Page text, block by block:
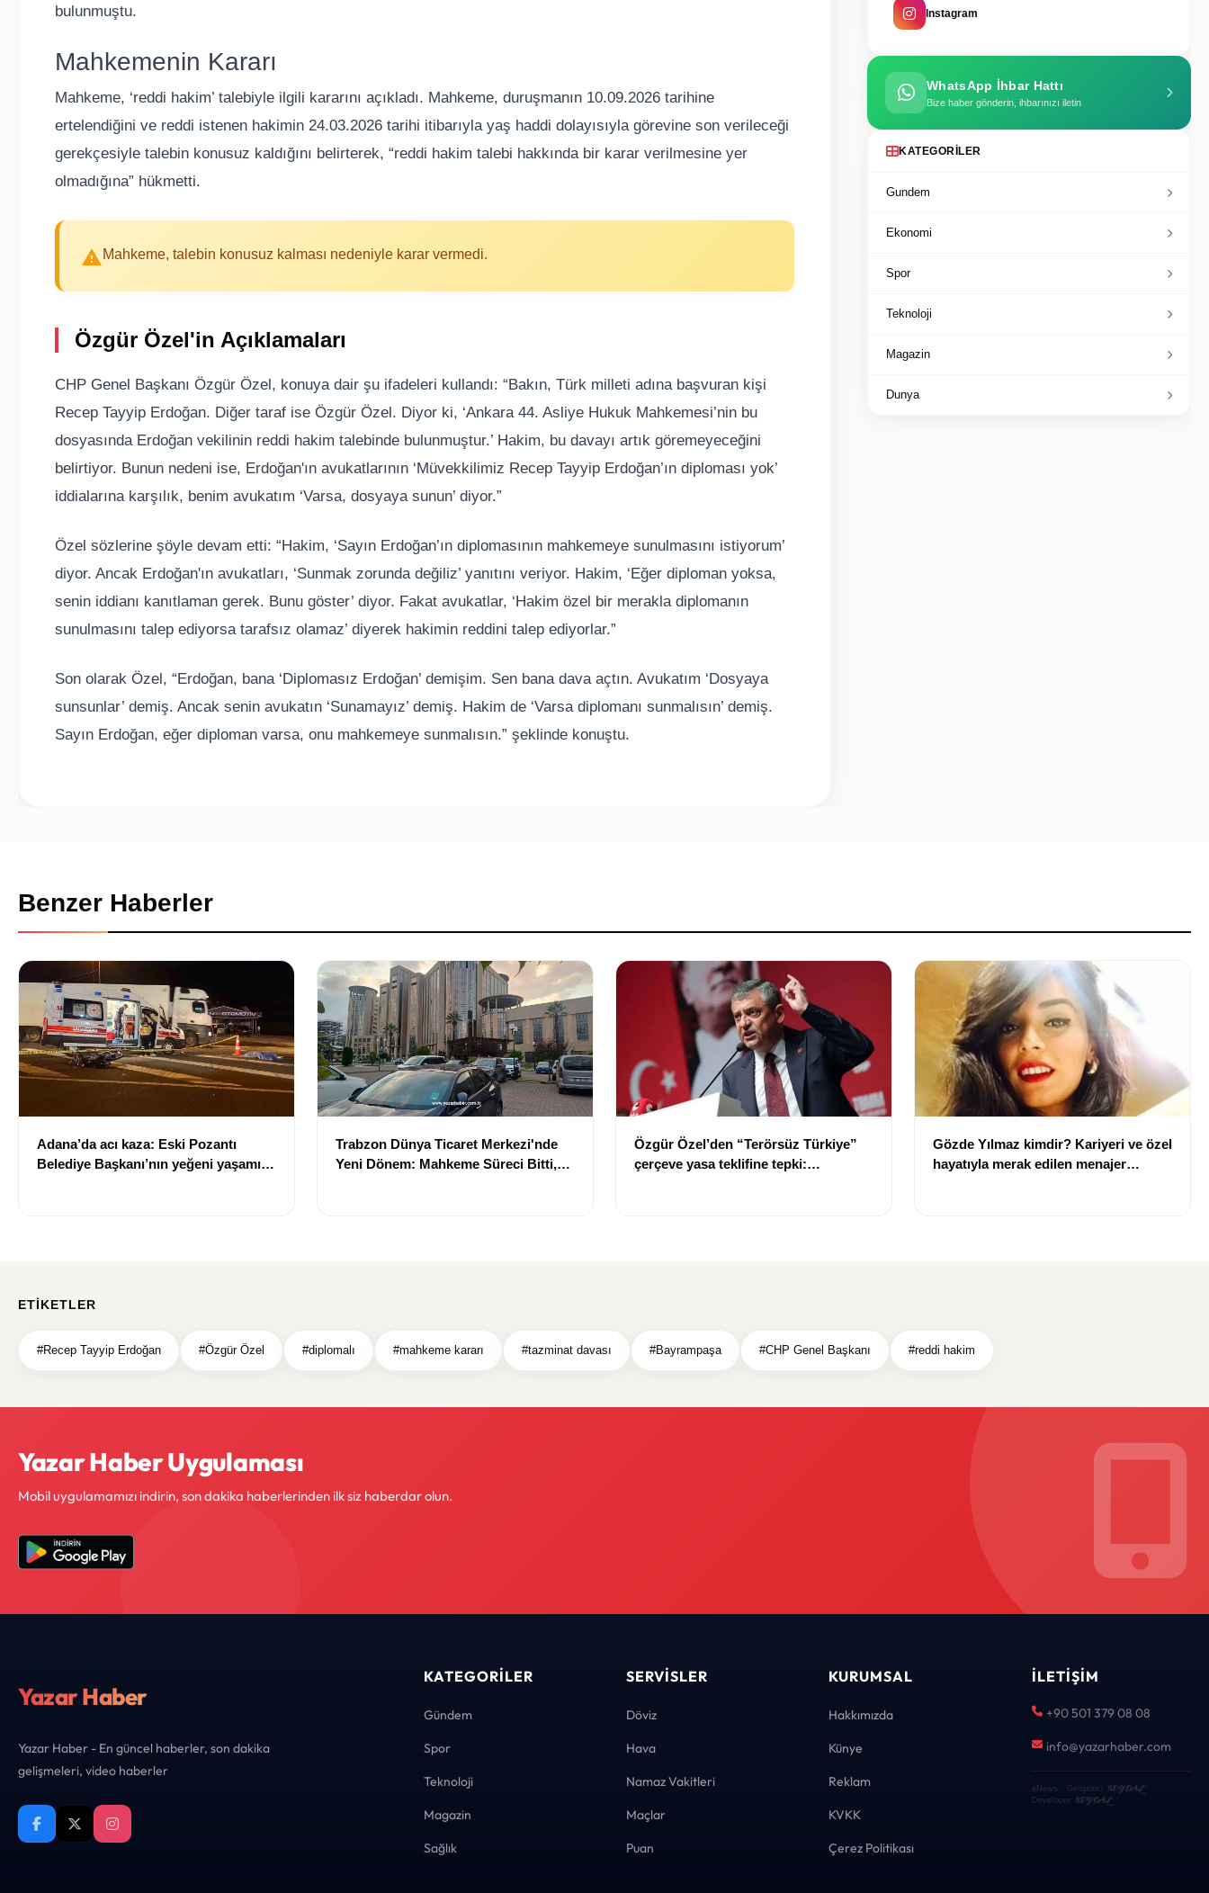
bulunmuştu.
Mahkemenin Kararı
Mahkeme, ‘reddi hakim’ talebiyle ilgili kararını açıkladı. Mahkeme, duruşmanın 10.09.2026 tarihine
ertelendiğini ve reddi istenen hakimin 24.03.2026 tarihi itibarıyla yaş haddi dolayısıyla görevine son verileceği
gerekçesiyle talebin konusuz kaldığını belirterek, “reddi hakim talebi hakkında bir karar verilmesine yer
olmadığına” hükmetti.
Mahkeme, talebin konusuz kalması nedeniyle karar vermedi.
Özgür Özel'in Açıklamaları
CHP Genel Başkanı Özgür Özel, konuya dair şu ifadeleri kullandı: “Bakın, Türk milleti adına başvuran kişi
Recep Tayyip Erdoğan. Diğer taraf ise Özgür Özel. Diyor ki, ‘Ankara 44. Asliye Hukuk Mahkemesi’nin bu
dosyasında Erdoğan vekilinin reddi hakim talebinde bulunmuştur.’ Hakim, bu davayı artık göremeyeceğini
belirtiyor. Bunun nedeni ise, Erdoğan'ın avukatlarının ‘Müvekkilimiz Recep Tayyip Erdoğan’ın diploması yok’
iddialarına karşılık, benim avukatım ‘Varsa, dosyaya sunun’ diyor.”
Özel sözlerine şöyle devam etti: “Hakim, ‘Sayın Erdoğan’ın diplomasının mahkemeye sunulmasını istiyorum’
diyor. Ancak Erdoğan'ın avukatları, ‘Sunmak zorunda değiliz’ yanıtını veriyor. Hakim, ‘Eğer diploman yoksa,
senin iddianı kanıtlaman gerek. Bunu göster’ diyor. Fakat avukatlar, ‘Hakim özel bir merakla diplomanın
sunulmasını talep ediyorsa tarafsız olamaz’ diyerek hakimin reddini talep ediyorlar.”
Son olarak Özel, “Erdoğan, bana ‘Diplomasız Erdoğan’ demişim. Sen bana dava açtın. Avukatım ‘Dosyaya
sunsunlar’ demiş. Ancak senin avukatın ‘Sunamayız’ demiş. Hakim de ‘Varsa diplomanı sunmalısın’ demiş.
Sayın Erdoğan, eğer diploman varsa, onu mahkemeye sunmalısın.” şeklinde konuştu.
Instagram
WhatsApp İhbar Hattı
Bize haber gönderin, ihbarınızı iletin
KATEGORILER
Gundem
Ekonomi
Spor
Teknoloji
Magazin
Dunya
Benzer Haberler
Adana’da acı kaza: Eski Pozantı
Belediye Başkanı’nın yeğeni yaşamını
Trabzon Dünya Ticaret Merkezi'nde
Yeni Dönem: Mahkeme Süreci Bitti,
Özgür Özel’den “Terörsüz Türkiye”
çerçeve yasa teklifine tepki:
Gözde Yılmaz kimdir? Kariyeri ve özel
hayatıyla merak edilen menajer
ETIKETLER
#Recep Tayyip Erdoğan #Özgür Özel #diplomalı #mahkeme kararı #tazminat davası #Bayrampaşa #CHP Genel Başkanı #reddi hakim
Yazar Haber Uygulaması
Mobil uygulamamızı indirin, son dakika haberlerinden ilk siz haberdar olun.
Yazar Haber
Yazar Haber - En güncel haberler, son dakika
gelişmeleri, video haberler
KATEGORILER
Gündem
Spor
Teknoloji
Magazin
Sağlık
SERVISLER
Döviz
Hava
Namaz Vakitleri
Maçlar
Puan
KURUMSAL
Hakkımızda
Künye
Reklam
KVKK
Çerez Politikası
İLETIŞIM
+90 501 379 08 08
info@yazarhaber.com
eNews · Geliştirici KEYDAL·
Developer
KEYDAL